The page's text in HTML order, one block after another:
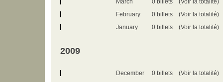
March
0 billets
(Voir la totalité)
February
0 billets
(Voir la totalité)
January
0 billets (Voir la totalité)
2009
December 0 billets
(Voir la totalité)